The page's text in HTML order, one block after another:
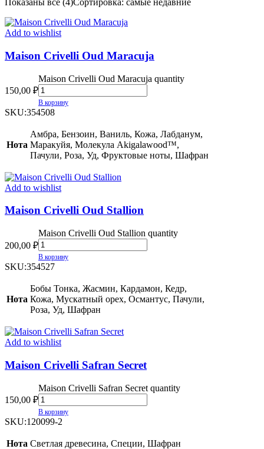
Показаны все (4)Сортировка: самые недавние
Add to wishlist
Maison Crivelli Oud Maracuja
150,00 ₽
Maison Crivelli Oud Maracuja quantity
В корзину
SKU:354508
Нота
Амбра, Бензоин, Ваниль, Кожа, Лабданум,
Маракуйя, Молекула Akigalawood™,
Пачули, Роза, Уд, Фруктовые ноты, Шафран
Add to wishlist
Maison Crivelli Oud Stallion
200,00 ₽
Maison Crivelli Oud Stallion quantity
В корзину
SKU:354527
Нота
Бобы Тонка, Жасмин, Кардамон, Кедр,
Кожа, Мускатный орех, Османтус, Пачули,
Роза, Уд, Шафран
Add to wishlist
Maison Crivelli Safran Secret
150,00 ₽
Maison Crivelli Safran Secret quantity
В корзину
SKU:120099-2
Нота Светлая древесина, Специи, Шафран